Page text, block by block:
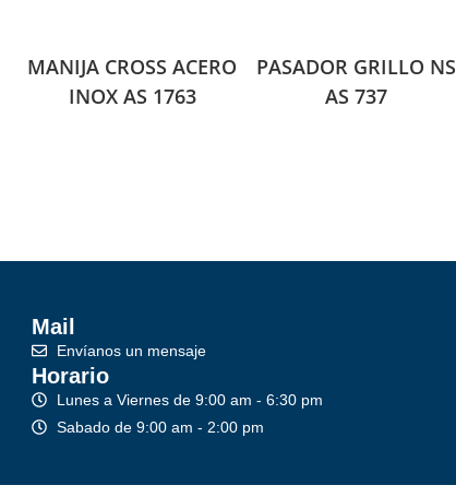
MANIJA CROSS ACERO
INOX AS 1763
PASADOR GRILLO NS
AS 737
Mail
Envíanos un mensaje
Horario
Lunes a Viernes de 9:00 am - 6:30 pm
Sabado de 9:00 am - 2:00 pm